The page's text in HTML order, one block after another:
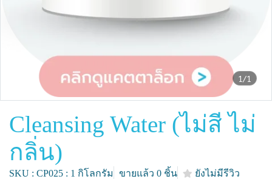
1/1
Cleansing Water (ไม่สี ไม่
กลิ่น)
SKU : CP025 : 1 กิโลกรัม ขายแล้ว 0 ชิ้น
ยังไม่มีรีวิว